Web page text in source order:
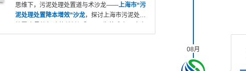
思维下，污泥处理处置道与术沙龙——上海市“污
泥处理处置降本增效”沙龙，探讨上海市污泥处理
与解决方案，分享污泥处理处置优秀经验
08月